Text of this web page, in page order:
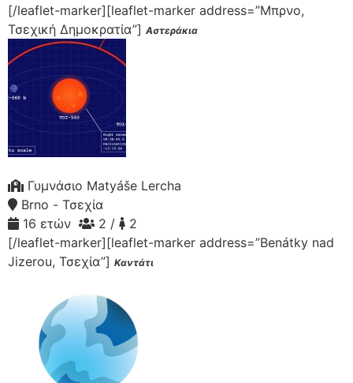
[/leaflet-marker][leaflet-marker address=”Μπρνο,
Τσεχική Δημοκρατία”] Αστεράκια
Γυμνάσιο Matyáše Lercha
Brno - Τσεχία
16 ετών
2 /
2
[/leaflet-marker][leaflet-marker address=”Benátky nad
Jizerou, Τσεχία”] Καντάτι